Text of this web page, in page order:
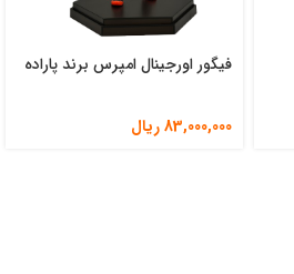
فیگور اورجینال امپرس برند پاراده
83,000,000ریال